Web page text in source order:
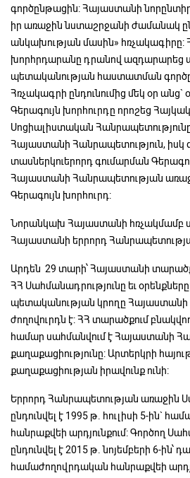
գործընթացին: Հայաստանի նորընտիր
իր առաջին նստաշրջանի ժամանակ
անկախության մասին»
խորհրդարանը դրանով ազդարարեց
պետականության հաստատման
Հռչակագրի ընդունումից մեկ օր անց`
Գերագույն խորհուրդը որոշեց
Սոցիալիստական
Հայաստանի Հանրապետություն, իսկ
տասներկուերորդ գումարման
Հայաստանի Հանրապետության
Գերագույն խորհուրդ:
Նորանկախ Հայաստանի հռչակմամբ
Հայաստանի երրորդ
Արդեն 29 տարի՝ Հայաստանի
ՀՀ Սահմանադրությունը եւ
պետականության կրողը
ժողովուրդն է: ՀՀ տարածքում
համար սահմանվում է Հայաստանի
քաղաքացիությունը: Արտերկրի
քաղաքացիության իրավունք ունի:
Երրորդ Հանրապետության առաջին
ընդունվել է 1995 թ. հուլիսի 5-ին`
հանրաքվեի արդյունքում: Գործող
ընդունվել է 2015 թ. նոյեմբերի 6-ին՝
համաժողովրդական հանրաքվեի